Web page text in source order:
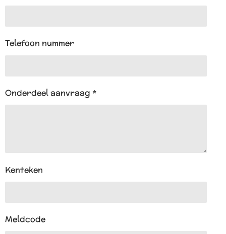
Telefoon nummer
Onderdeel aanvraag *
Kenteken
Meldcode